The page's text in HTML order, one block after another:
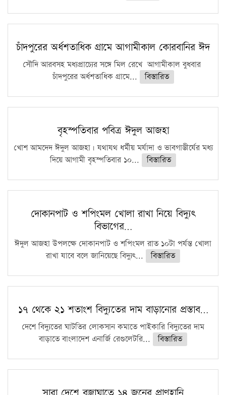
চাঁদপুরের অর্ধশতাধিক গ্রামে আগামীকাল কোরবানির ঈদ
সৌদি আরবসহ মধ্যপ্রাচ্যের সঙ্গে মিল রেখে আগামীকাল বুধবার
চাঁদপুরের অর্ধশতাধিক গ্রামে...
বিস্তারিত
বৃহস্পতিবার পবিত্র ঈদুল আজহা
খোশ আমদেদ ঈদুল আজহা। যথাযথ ধর্মীয় মর্যাদা ও ভাবগাম্ভীর্যের মধ্য
দিয়ে আগামী বৃহস্পতিবার ১০...
বিস্তারিত
দোকানপাট ও শপিংমল খোলা রাখা নিয়ে বিদ্যুৎ
বিভাগের…
ঈদুল আজহা উপলক্ষে দোকানপাট ও শপিংমল রাত ১০টা পর্যন্ত খোলা
রাখা যাবে বলে জানিয়েছে বিদ্যুৎ...
বিস্তারিত
১৭ থেকে ২১ শতাংশ বিদ্যুতের দাম বাড়ানোর প্রস্তাব…
দেশে বিদ্যুতের ঘাটতির লোকসান কমাতে পাইকারি বিদ্যুতের দাম
বাড়াতে বাংলাদেশ এনার্জি রেগুলেটরি...
বিস্তারিত